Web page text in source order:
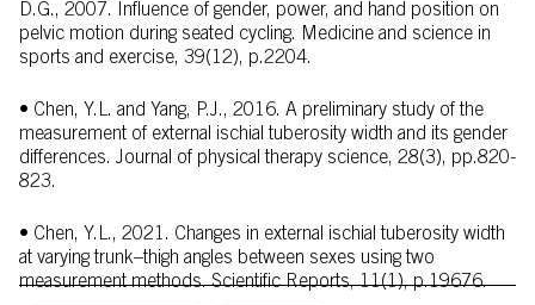
D.G., 2007. Influence of gender, power, and hand position on
pelvic motion during seated cycling. Medicine and science in
sports and exercise, 39(12), p.2204.
• Chen, Y.L. and Yang, P.J., 2016. A preliminary study of the
measurement of external ischial tuberosity width and its gender
differences. Journal of physical therapy science, 28(3), pp.820-
823.
• Chen, Y.L., 2021. Changes in external ischial tuberosity width
at varying trunk–thigh angles between sexes using two
measurement methods. Scientific Reports, 11(1), p.19676.